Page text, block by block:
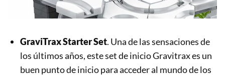
GraviTrax Starter Set. Una de las sensaciones de
los últimos años, este set de inicio Gravitrax es un
buen punto de inicio para acceder al mundo de los